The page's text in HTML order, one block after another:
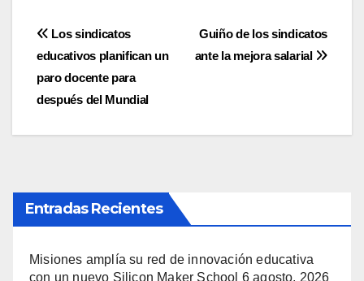
Navegación
de
entradas
Guiño de los sindicatos
ante la mejora salarial
Los sindicatos
educativos planifican un
paro docente para
después del Mundial
Entradas Recientes
Misiones amplía su red de innovación educativa
con un nuevo Silicon Maker School 6 agosto, 2026